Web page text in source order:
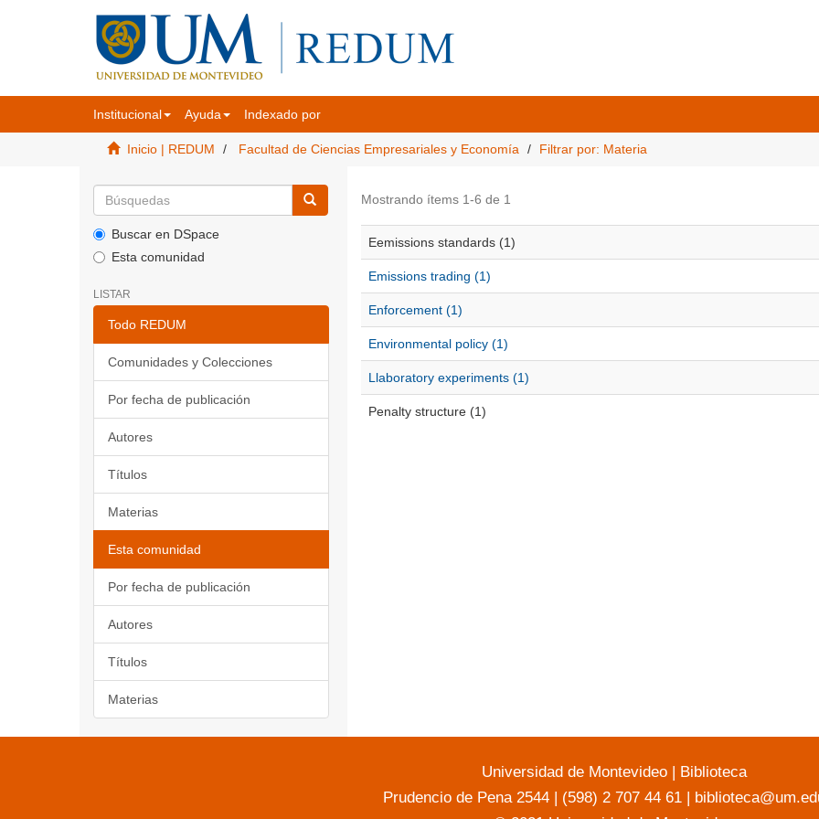
Institucional Ayuda Indexado por
Inicio | REDUM Facultad de Ciencias Empresariales y Economía Filtrar por: Materia
Buscar en DSpace
Esta comunidad
LISTAR
Todo REDUM
Comunidades y Colecciones
Por fecha de publicación
Autores
Títulos
Materias
Esta comunidad
Por fecha de publicación
Autores
Títulos
Materias
Mostrando ítems 1-6 de 1
Eemissions standards (1)
Emissions trading (1)
Enforcement (1)
Environmental policy (1)
Llaboratory experiments (1)
Penalty structure (1)
Universidad de Montevideo | Biblioteca
Prudencio de Pena 2544 | (598) 2 707 44 61 |